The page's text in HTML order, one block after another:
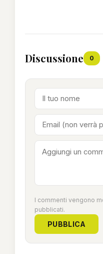
Discussione 0
I commenti vengono
pubblicati.
PUBBLICA